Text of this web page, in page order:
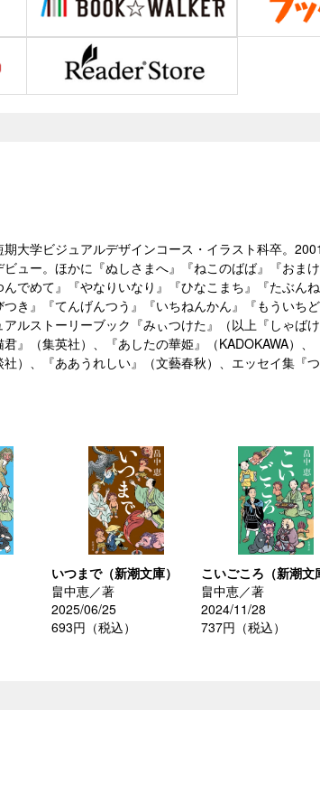
大学ビジュアルデザインコース・イラスト科卒。
ュー。ほかに『ぬしさまへ』『ねこのばば』『おま
でめて』『やなりいなり』『ひなこまち』『たぶん
き』『てんげんつう』『いちねんかん』『もういち
ルストーリーブック『みぃつけた』（以上『しゃば
』（集英社）、『あしたの華姫』（KADOKAWA）
）、『ああうれしい』（文藝春秋）、エッセイ集『
いつまで（新潮文庫）
畠中恵／著
2025/06/25
693円（税込）
こいごころ（新潮文
畠中恵／著
2024/11/28
737円（税込）